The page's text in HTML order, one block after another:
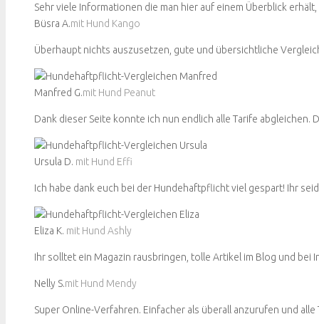
Sehr viele Informationen die man hier auf einem Überblick erhält,
Büsra A.mit Hund Kango
Überhaupt nichts auszusetzen, gute und übersichtliche
Manfred G.mit Hund Peanut
Dank dieser Seite konnte ich nun endlich alle Tarife abgleichen.
Ursula D. mit Hund Effi
Ich habe dank euch bei der Hundehaftpflicht viel gespart! Ihr
Eliza K. mit Hund Ashly
Ihr solltet ein Magazin rausbringen, tolle Artikel im Blog und bei
Nelly S.mit Hund Mendy
Super Online-Verfahren. Einfacher als überall anzurufen und